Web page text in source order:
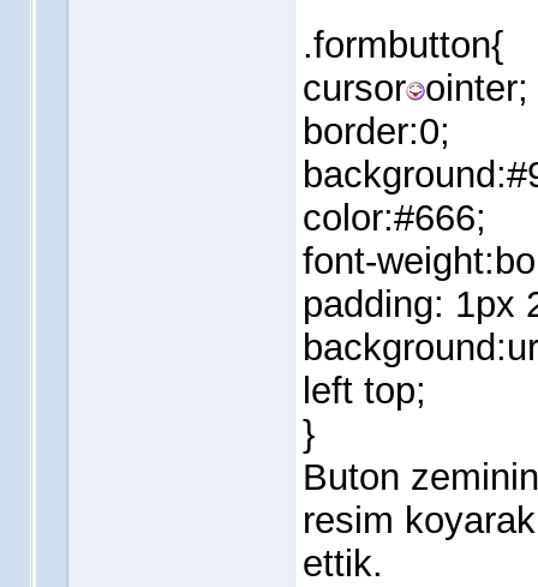
.formbutton{
cursor ointer;
border:0;
color:#666;
font-
padding: 1px
left top;
}
Buton
resim
ettik.